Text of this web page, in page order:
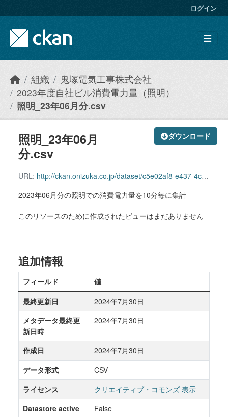
ログイン
組織
鬼塚電気工事株式会社
2023年度自社ビル消費電力量（照明）
照明_23年06月分.csv
ダウンロード
照明_23年06月
分.csv
URL: http://ckan.onizuka.co.jp/dataset/c5e02af8-e437-4c59-9f79-4869ee5a0d90/resource/568004be-6fa6-4a22-8b8a-346fb667b6dd/download/illumination_2306.csv
2023年06月分の照明での消費電力量を10分毎に集計
このリソースのために作成されたビューはまだありません
追加情報
フィールド
値
最終更新日
2024年7月30日
メタデータ最終更
新日時
2024年7月30日
作成日
2024年7月30日
データ形式
CSV
ライセンス
クリエイティブ・コモンズ 表示
Datastore active
False